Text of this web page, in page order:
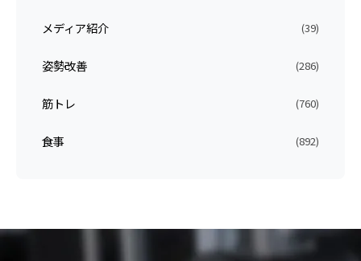
メディア紹介 (39)
姿勢改善 (286)
筋トレ (760)
食事 (892)